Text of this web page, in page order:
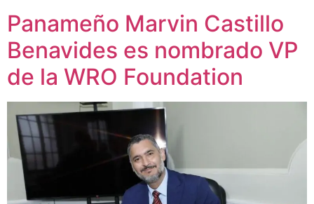
Panameño Marvin Castillo
Benavides es nombrado VP
de la WRO Foundation